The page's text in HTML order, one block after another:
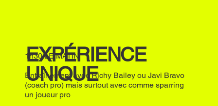
1h30 LE MATIN
Entraînement avec Richy Bailey ou Javi Bravo
(coach pro) mais surtout avec comme sparring
un joueur pro
EXPÉRIENCE
UNIQUE